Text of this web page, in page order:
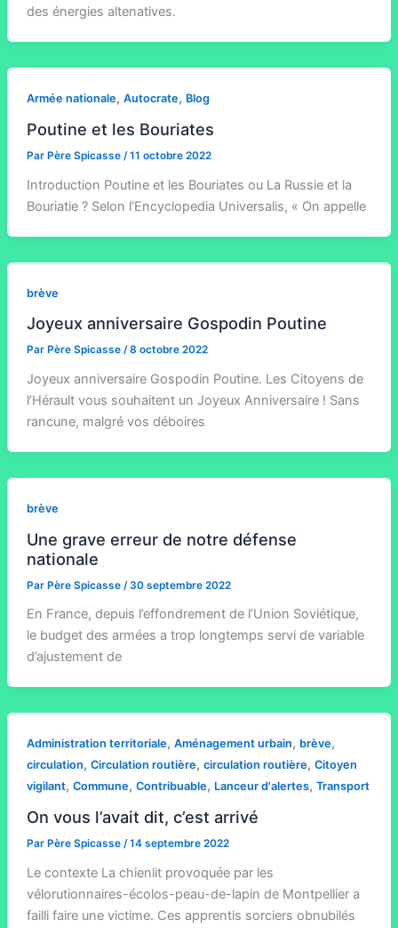
des énergies altenatives.
Armée nationale, Autocrate, Blog
Poutine et les Bouriates
Par Père Spicasse /11 octobre 2022
Introduction Poutine et les Bouriates ou La Russie et la
Bouriatie ? Selon l’Encyclopedia Universalis, « On appelle
brève
Joyeux anniversaire Gospodin Poutine
Par Père Spicasse /8 octobre 2022
Joyeux anniversaire Gospodin Poutine. Les Citoyens de
l’Hérault vous souhaitent un Joyeux Anniversaire ! Sans
rancune, malgré vos déboires
brève
Une grave erreur de notre défense
nationale
Par Père Spicasse /30 septembre 2022
En France, depuis l’effondrement de l’Union Soviétique,
le budget des armées a trop longtemps servi de variable
d’ajustement de
Administration territoriale, Aménagement urbain, brève,
circulation, Circulation routière, circulation routière, Citoyen
vigilant, Commune, Contribuable, Lanceur d'alertes, Transport
On vous l’avait dit, c’est arrivé
Par Père Spicasse /14 septembre 2022
Le contexte La chienlit provoquée par les
vélorutionnaires-écolos-peau-de-lapin de Montpellier a
failli faire une victime. Ces apprentis sorciers obnubilés